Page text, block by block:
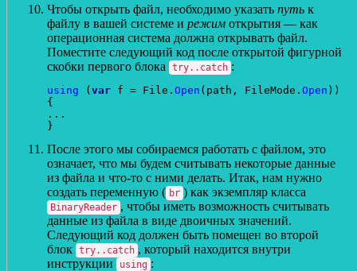
Чтобы открыть файл, необходимо указать путь к
файлу в вашей системе и режим открытия — как
операционная система должна открывать файл.
Поместите следующий код после открытой фигурной
скобки первого блока
try..catch :
using (var f = File. Open (path, FileMode. Open ))
{
...
После этого мы собираемся работать с файлом, это
означает, что мы будем считывать некоторые данные
из файла и что-то с ними делать. Итак, нам нужно
создать переменную ( br ) как экземпляр класса
BinaryReader , чтобы иметь возможность считывать
данные из файла в виде двоичных значений.
Следующий код должен быть помещен во второй
блок try..catch , который находится внутри
инструкции
using :